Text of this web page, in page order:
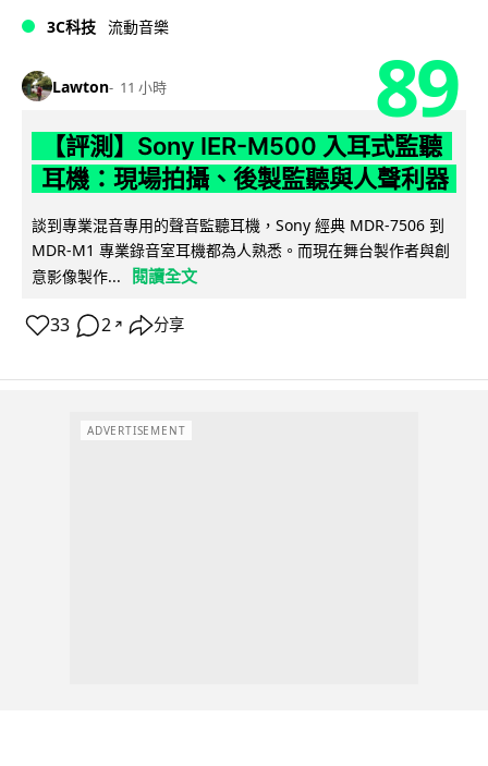
3C科技 流動音樂
Lawton 11 小時 89
【評測】Sony IER-M500 入耳式監聽
耳機：現場拍攝、後製監聽與人聲利器
談到專業混音專用的聲音監聽耳機，Sony 經典 MDR-7506 到
MDR-M1 專業錄音室耳機都為人熟悉。而現在舞台製作者與創
意影像製作...
閱讀全文
33 2 ↗ 分享
ADVERTISEMENT